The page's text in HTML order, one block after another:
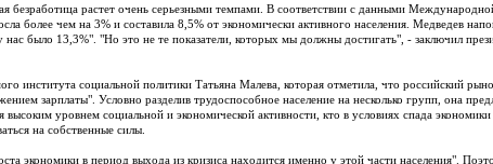
безработица растет очень серьезными темпами. В соответствии с данными
более чем на 3% и составила 8,5% от экономически активного населения. Медведев
нас было 13,3%". "Но это не те показатели, которых мы должны достигать", - заключил
института социальной политики Татьяна Малева, которая отметила, что российский
зарплаты". Условно разделив трудоспособное население на несколько групп, она
высоким уровнем социальной и экономической активности, кто в условиях спада
на собственные силы.
экономики в период выхода из кризиса находится именно у этой части населения".